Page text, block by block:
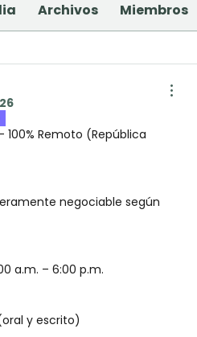
Archivos Miembros
100% Remoto (República
negociable según
a.m. – 6:00 p.m.
y escrito)